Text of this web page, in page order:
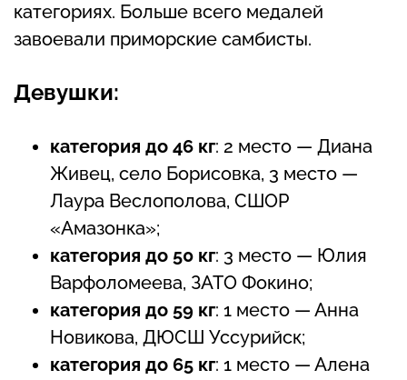
категориях. Больше всего медалей
завоевали приморские самбисты.
Девушки:
категория до 46 кг: 2 место — Диана
Живец, село Борисовка, 3 место —
Лаура Веслополова, СШОР
«Амазонка»;
категория до 50 кг: 3 место — Юлия
Варфоломеева, ЗАТО Фокино;
категория до 59 кг: 1 место — Анна
Новикова, ДЮСШ Уссурийск;
категория до 65 кг: 1 место — Алена